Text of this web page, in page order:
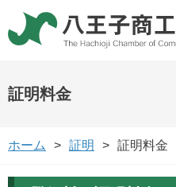
証明料金
ホーム 証明 証明料金